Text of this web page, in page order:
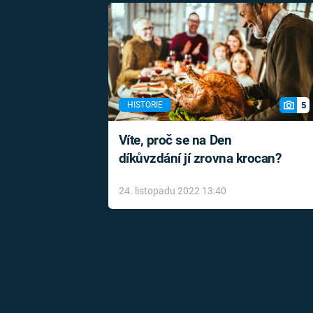
HISTORIE 5
Víte, proč se na Den
díkůvzdání jí zrovna krocan?
24. listopadu 2022 13:40